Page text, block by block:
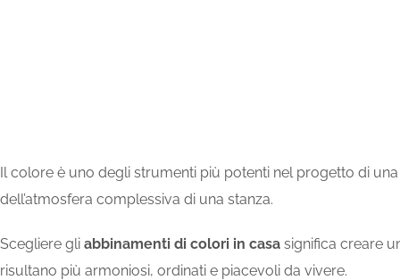
Il colore è uno degli strumenti più potenti nel progetto di
dell’atmosfera complessiva di una stanza.
Scegliere gli abbinamenti di colori in casa significa creare
risultano più armoniosi, ordinati e piacevoli da vivere.